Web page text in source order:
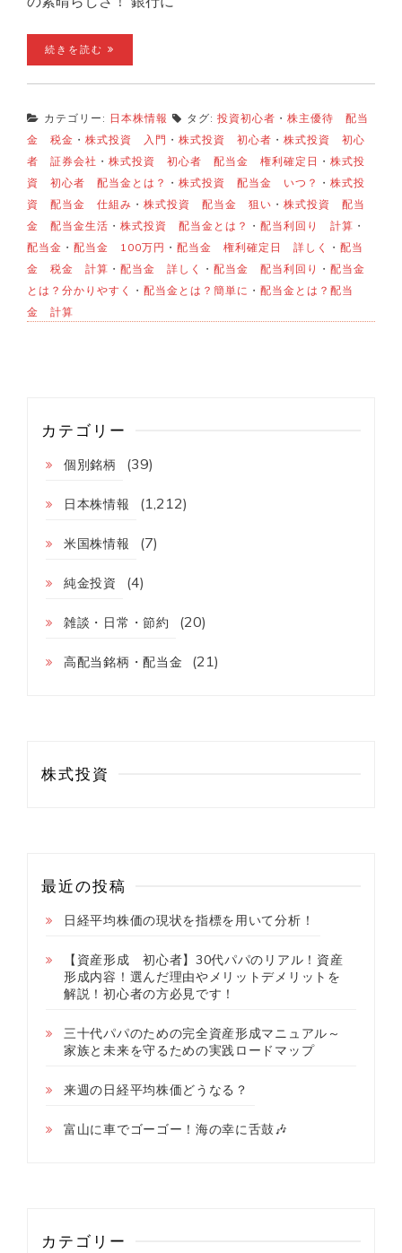
続きを読む
カテゴリー: 日本株情報 タグ: 投資初心者 ・ 株主優待 配当
金 税金 ・ 株式投資 入門 ・ 株式投資 初心者 ・ 株式投資 初心
者 証券会社 ・ 株式投資 初心者 配当金 権利確定日 ・ 株式投
資 初心者 配当金とは？ ・ 株式投資 配当金 いつ？ ・ 株式投
資 配当金 仕組み ・ 株式投資 配当金 狙い ・ 株式投資 配当
金 配当金生活 ・ 株式投資 配当金とは？ ・ 配当利回り 計算 ・
配当金 ・ 配当金 100万円 ・ 配当金 権利確定日 詳しく ・ 配当
金 税金 計算 ・ 配当金 詳しく ・ 配当金 配当利回り ・ 配当金
とは？分かりやすく
・ 配当金とは？簡単に ・ 配当金とは？配当
金 計算
カテゴリー
個別銘柄 (39)
日本株情報 (1,212)
米国株情報 (7)
純金投資 (4)
雑談・日常・節約 (20)
高配当銘柄・配当金 (21)
株式投資
最近の投稿
日経平均株価の現状を指標を用いて分析！
【資産形成 初心者】30代パパのリアル！資産
形成内容！選んだ理由やメリットデメリットを
解説！初心者の方必見です！
三十代パパのための完全資産形成マニュアル～
家族と未来を守るための実践ロードマップ
来週の日経平均株価どうなる？
富山に車でゴーゴー！海の幸に舌鼓🎶
カテゴリー